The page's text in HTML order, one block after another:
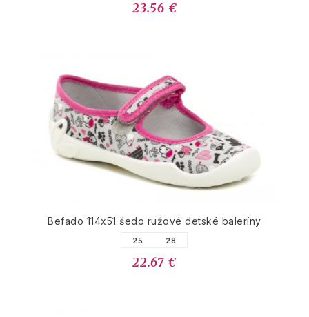
23.56 €
Befado 114x51 šedo ružové detské baleríny
25 28
22.67 €